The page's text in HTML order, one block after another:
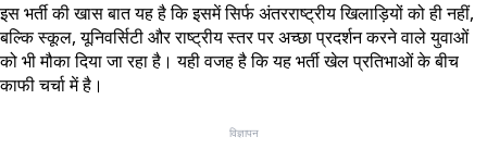
इस भर्ती की खास बात यह है कि इसमें सिर्फ अंतरराष्ट्रीय खिलाड़ियों को ही नहीं,
बल्कि स्कूल, यूनिवर्सिटी और राष्ट्रीय स्तर पर अच्छा प्रदर्शन करने वाले युवाओं
को भी मौका दिया जा रहा है। यही वजह है कि यह भर्ती खेल प्रतिभाओं के बीच
काफी चर्चा में है।
विज्ञापन